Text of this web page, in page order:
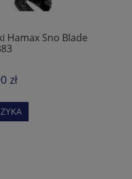
Hamax Sno Blade
zł